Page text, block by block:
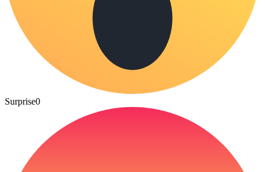
Surprise0